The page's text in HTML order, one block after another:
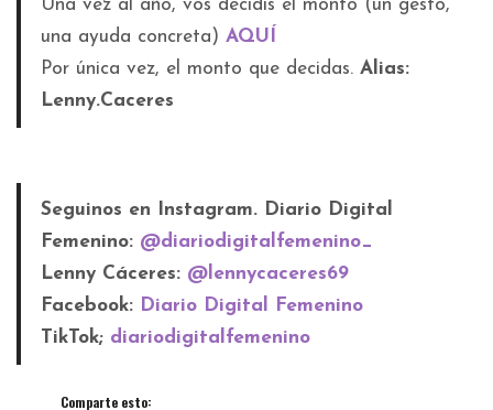
Una vez al año, vos decidís el monto (un gesto,
una ayuda concreta) AQUÍ
Por única vez, el monto que decidas. Alias:
Lenny.Caceres
Seguinos en Instagram. Diario Digital
Femenino: @diariodigitalfemenino_
Lenny Cáceres: @lennycaceres69
Facebook: Diario Digital Femenino
TikTok; diariodigitalfemenino
Comparte esto: